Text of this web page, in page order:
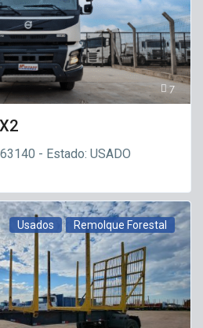
7
- Estado: USADO
Usados Remolque Forestal